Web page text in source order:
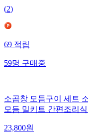
(2)
69적립
59명구매중
소곱창 모듬구이 세트
모듬 밀키트 간편조리
23,800원